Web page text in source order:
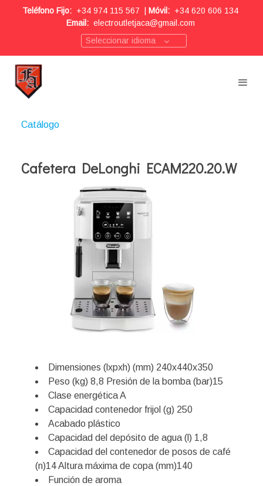
Teléfono Fijo: +34 974 115 567 Móvil: +34 620 606 134
Email: electroutletjaca@gmail.com
Seleccionar idioma
Catálogo
Cafetera DeLonghi ECAM220.20.W
Dimensiones (lxpxh) (mm) 240x440x350
Peso (kg) 8,8 Presión de la bomba (bar)15
Clase energética A
Capacidad contenedor frijol (g) 250
Acabado plástico
Capacidad del depósito de agua (l) 1,8
Capacidad del contenedor de posos de café
(n)14 Altura máxima de copa (mm)140
Función de aroma